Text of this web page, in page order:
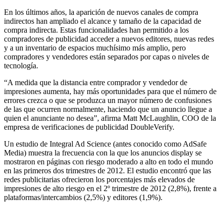
En los últimos años, la aparición de nuevos canales de compra
indirectos han ampliado el alcance y tamaño de la capacidad de
compra indirecta. Estas funcionalidades han permitido a los
compradores de publicidad acceder a nuevos editores, nuevas redes
y a un inventario de espacios muchísimo más amplio, pero
compradores y vendedores están separados por capas o niveles de
tecnología.
“A medida que la distancia entre comprador y vendedor de
impresiones aumenta, hay más oportunidades para que el número de
errores crezca o que se produzca un mayor número de confusiones
de las que ocurren normalmente, haciendo que un anuncio llegue a
quien el anunciante no desea”, afirma Matt McLaughlin, COO de la
empresa de verificaciones de publicidad DoubleVerify.
Un estudio de Integral Ad Science (antes conocido como AdSafe
Media) muestra la frecuencia con la que los anuncios display se
mostraron en páginas con riesgo moderado a alto en todo el mundo
en las primeros dos trimestres de 2012. El estudio encontró que las
redes publicitarias ofrecieron los porcentajes más elevados de
impresiones de alto riesgo en el 2º trimestre de 2012 (2,8%), frente a
plataformas/intercambios (2,5%) y editores (1,9%).